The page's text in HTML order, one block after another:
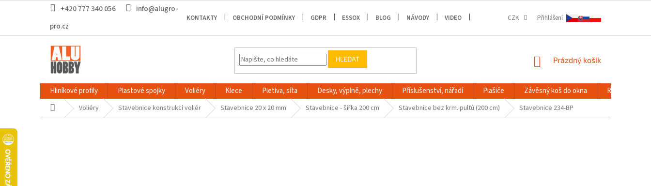
+420 777 340 056
info@alugro-
pro.cz
KONTAKTY OBCHODNÍ PODMÍNKY GDPR ESSOX BLOG NÁVODY VIDEO CZK Přihlášení
HLEDAT
NÁKUPNÍ
Prázdný košík
Hliníkové profily Plastové spojky Voliéry Klece Pletiva, síta Desky, výplně, plechy Příslušenství, nářadí Plašiče Závěsný koš do okna RACK systémy
Domů Voliéry Stavebnice konstrukcí voliér Stavebnice 20 x 20 mm Stavebnice - šířka 200 cm Stavebnice bez krm. pultů (200 cm) Stavebnice 234-BP